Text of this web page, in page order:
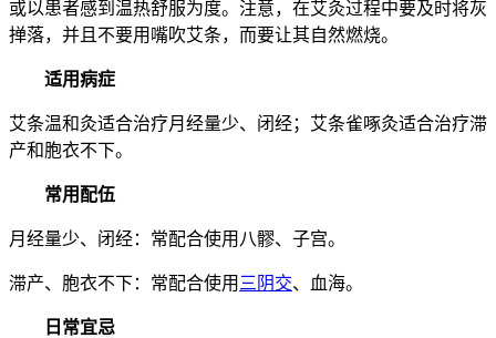
或以患者感到温热舒服为度。注意，在艾灸过程中要及时将灰
掸落，并且不要用嘴吹艾条，而要让其自然燃烧。
适用病症
艾条温和灸适合治疗月经量少、闭经；艾条雀啄灸适合治疗滞
产和胞衣不下。
常用配伍
月经量少、闭经：常配合使用八髎、子宫。
滞产、胞衣不下：常配合使用 三阴交、血海。
日常宜忌